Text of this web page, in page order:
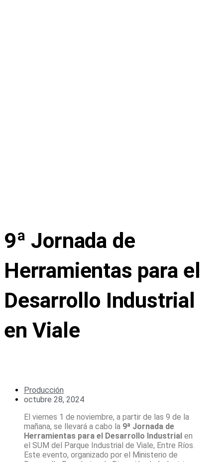
9ª Jornada de
Herramientas para el
Desarrollo Industrial
en Viale
Producción
octubre 28, 2024
El viernes 1 de noviembre, a partir de las 9 de la
mañana, se llevará a cabo la 9ª Jornada de
Herramientas para el Desarrollo Industrial en
el SUM del Parque Industrial de Viale, Entre Ríos.
Este evento, organizado por el Ministerio de